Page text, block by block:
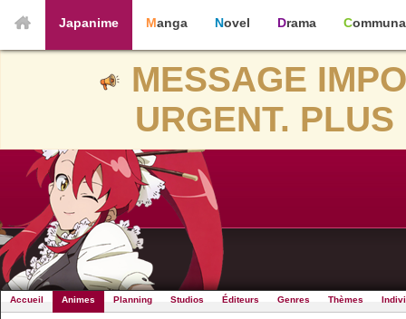
Japanime Manga Novel Drama
MESSAGE
URGENT.
Accueil Animes Planning Studios Éditeurs Genres Thèmes